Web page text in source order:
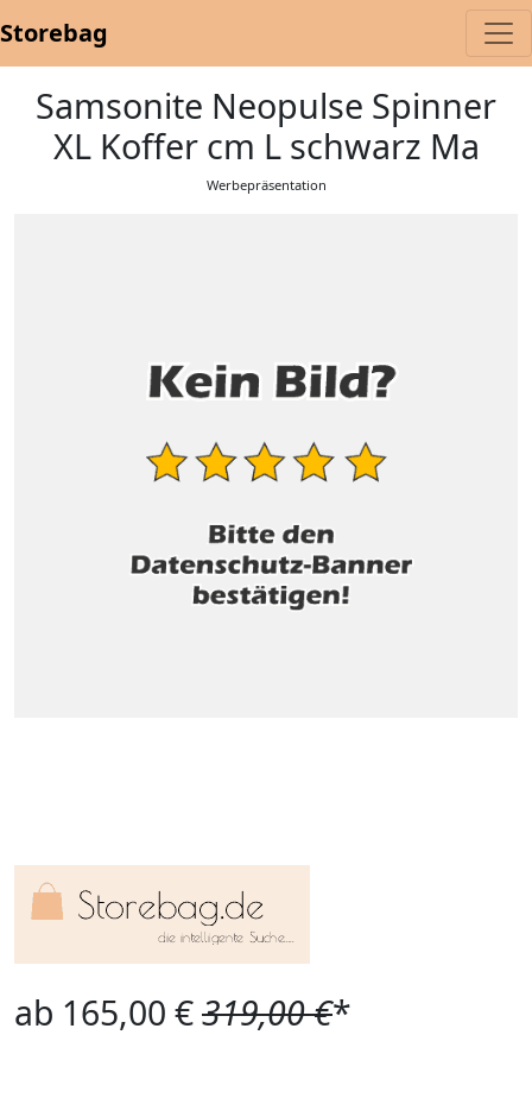
Storebag
Samsonite Neopulse Spinner
XL Koffer cm L schwarz Ma
Werbepräsentation
ab 165,00 €319,00 €*